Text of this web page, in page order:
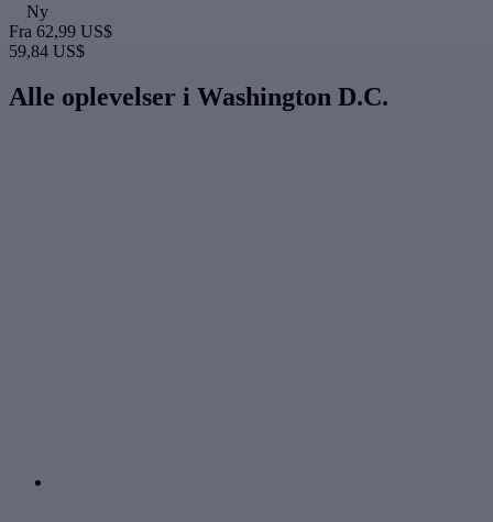
Ny
Fra 62,99 US$
59,84 US$
Alle oplevelser i Washington D.C.